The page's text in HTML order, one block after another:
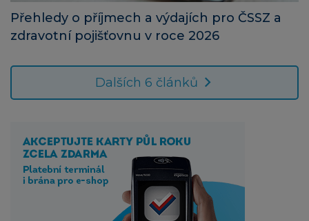
Přehledy o příjmech a výdajích pro ČSSZ a
zdravotní pojišťovnu v roce 2026
Dalších 6 článků